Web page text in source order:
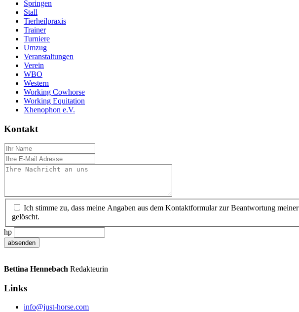
Springen
Stall
Tierheilpraxis
Trainer
Turniere
Umzug
Veranstaltungen
Verein
WBO
Western
Working Cowhorse
Working Equitation
Xhenophon e.V.
Kontakt
Ich stimme zu, dass meine Angaben aus dem Kontaktformular zur Beantwortung
gelöscht.
hp
Bettina Hennebach Redakteurin
Links
info@just-horse.com